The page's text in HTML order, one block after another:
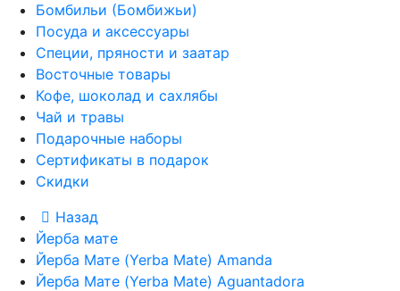
Бомбильи (Бомбижьи)
Посуда и аксессуары
Специи, пряности и заатар
Восточные товары
Кофе, шоколад и сахлябы
Чай и травы
Подарочные наборы
Сертификаты в подарок
Скидки
Назад
Йерба мате
Йерба Мате (Yerba Mate) Amanda
Йерба Мате (Yerba Mate) Aguantadora